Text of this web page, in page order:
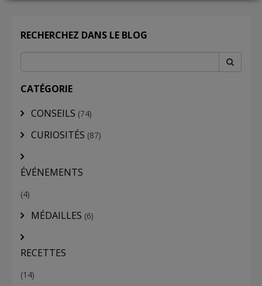
LOGIN
RECHERCHEZ DANS LE BLOG
CATÉGORIE
CONSEILS (74)
CURIOSITÉS (87)
ÉVÉNEMENTS
(4)
MÉDAILLES (6)
RECETTES
(14)